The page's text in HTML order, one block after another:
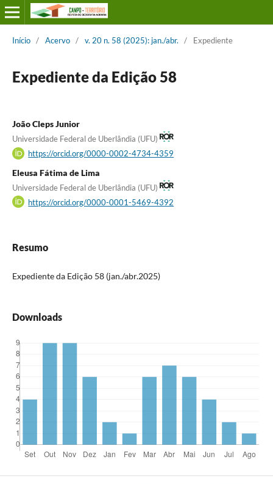
Início / Acervo / v. 20 n. 58 (2025): jan./abr. / Expediente
Expediente da Edição 58
João Cleps Junior
Universidade Federal de Uberlândia (UFU)
https://orcid.org/0000-0002-4734-4359
Eleusa Fátima de Lima
Universidade Federal de Uberlândia (UFU)
https://orcid.org/0000-0001-5469-4392
Resumo
Expediente da Edição 58 (jan./abr.2025)
Downloads